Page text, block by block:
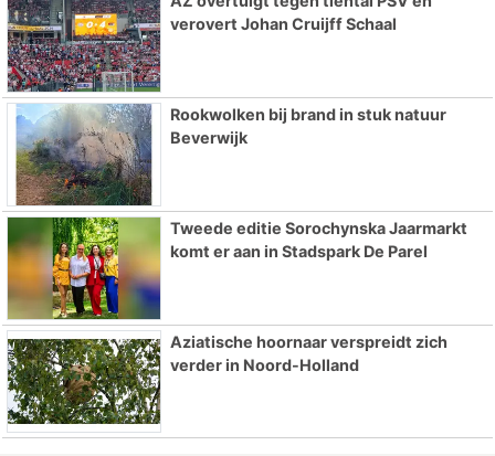
verovert Johan Cruijff Schaal
Rookwolken bij brand in stuk natuur
Beverwijk
Tweede editie Sorochynska Jaarmarkt
komt er aan in Stadspark De Parel
Aziatische hoornaar verspreidt zich
verder in Noord-Holland